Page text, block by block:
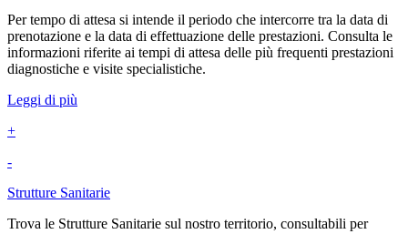
Per tempo di attesa si intende il periodo che intercorre tra la data di
prenotazione e la data di effettuazione delle prestazioni. Consulta le
informazioni riferite ai tempi di attesa delle più frequenti prestazioni
diagnostiche e visite specialistiche.
Leggi di più
+
-
Strutture Sanitarie
Trova le Strutture Sanitarie sul nostro territorio, consultabili per